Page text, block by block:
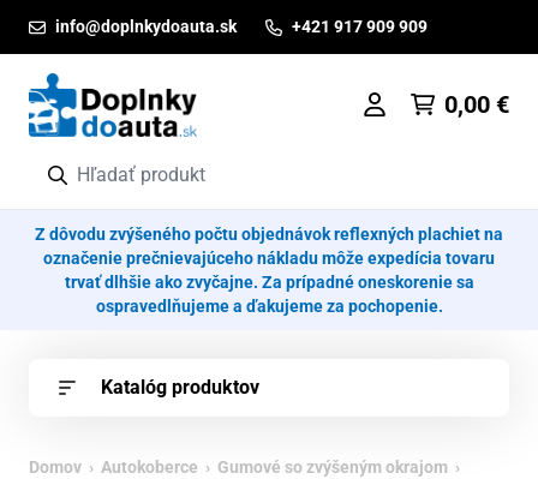
info@doplnkydoauta.sk +421 917 909 909
0,00 €
Z dôvodu zvýšeného počtu objednávok reflexných plachiet na
označenie prečnievajúceho nákladu môže expedícia tovaru
trvať dlhšie ako zvyčajne. Za prípadné oneskorenie sa
ospravedlňujeme a ďakujeme za pochopenie.
Katalóg produktov
Domov › Autokoberce › Gumové so zvýšeným okrajom ›